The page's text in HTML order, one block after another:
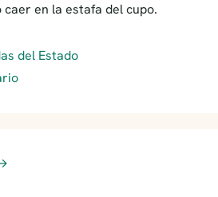
en la estafa del cupo.
del Estado